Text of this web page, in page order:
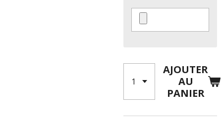
AJOUTER
AU
PANIER